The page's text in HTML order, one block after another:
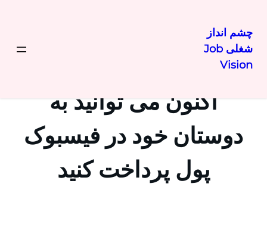
رفتن
چشم انداز
شغلی Job
Vision
اکنون می توانید به
دوستان خود در فیسبوک
پول پرداخت کنید